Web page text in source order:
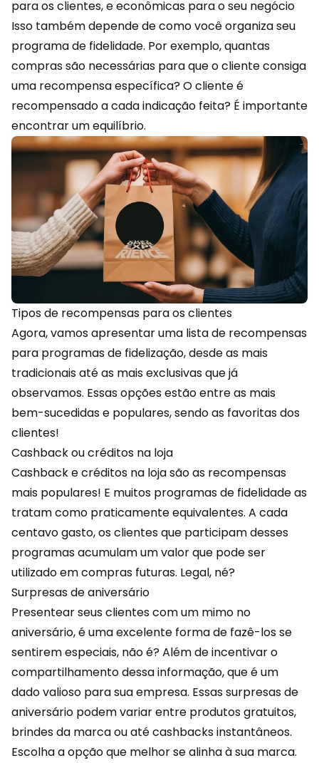
para os clientes, e econômicas para o seu negócio
Isso também depende de como você organiza seu
programa de fidelidade. Por exemplo, quantas
compras são necessárias para que o cliente consiga
uma recompensa específica? O cliente é
recompensado a cada indicação feita? É importante
encontrar um equilíbrio.
Tipos de recompensas para os clientes
Agora, vamos apresentar uma lista de recompensas
para programas de fidelização, desde as mais
tradicionais até as mais exclusivas que já
observamos. Essas opções estão entre as mais
bem-sucedidas e populares, sendo as favoritas dos
clientes!
Cashback ou créditos na loja
Cashbacke créditos na loja são as recompensas
mais populares! E muitos programas de fidelidade as
tratam como praticamente equivalentes. A cada
centavo gasto, os clientes que participam desses
programas acumulam um valor que pode ser
utilizado em compras futuras. Legal, né?
Surpresas de aniversário
Presentear seus clientes com um mimo no
aniversário, é uma excelente forma de fazê-los se
sentirem especiais, não é? Além de incentivar o
compartilhamento dessa informação, que é um
dado valioso para sua empresa. Essas surpresas de
aniversário podem variar entre produtos gratuitos,
brindes da marca ou até cashbacks instantâneos.
Escolha a opção que melhor se alinha à sua marca.